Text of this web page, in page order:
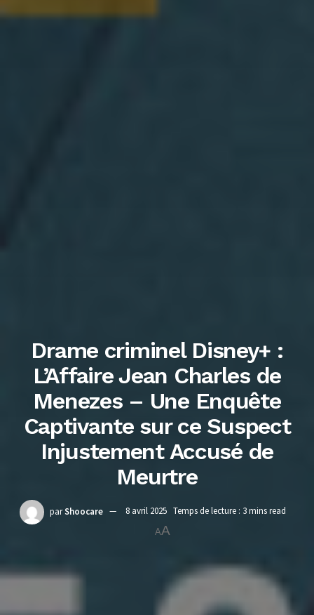
Drame criminel Disney+ :
L’Affaire Jean Charles de
Menezes – Une Enquête
Captivante sur ce Suspect
Injustement Accusé de
Meurtre
par Shoocare 8 avril 2025 Temps de lecture : 3 mins read
AA